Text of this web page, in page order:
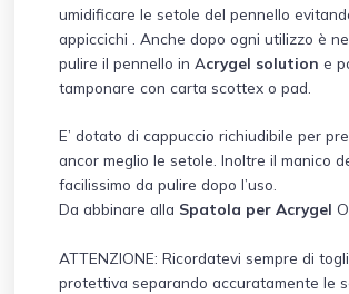
umidificare le setole del pennello
appiccichi . Anche dopo ogni utilizzo è
pulire il pennello in Acrygel solution e
tamponare con carta scottex o pad.
E’ dotato di cappuccio richiudibile per
ancor meglio le setole. Inoltre il manico
facilissimo da pulire dopo l’uso.
Da abbinare alla Spatola per Acrygel
ATTENZIONE: Ricordatevi sempre di
protettiva separando accuratamente le